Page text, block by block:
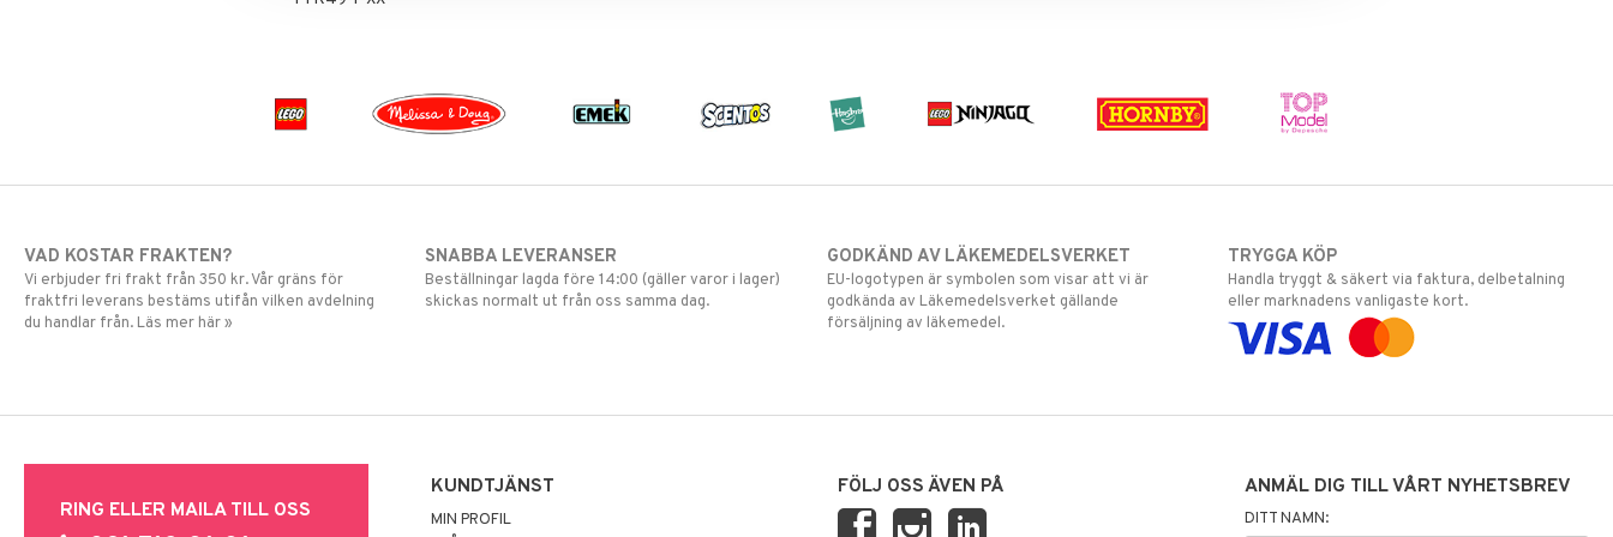
VAD KOSTAR FRAKTEN?
Vi erbjuder fri frakt från 350 kr. Vår gräns för
fraktfri leverans bestäms utifån vilken avdelning
du handlar från. Läs mer här »
SNABBA LEVERANSER
Beställningar lagda före 14:00 (gäller varor i lager)
skickas normalt ut från oss samma dag.
GODKÄND AV LÄKEMEDELSVERKET
EU-logotypen är symbolen som visar att vi är
godkända av Läkemedelsverket gällande
försäljning av läkemedel.
TRYGGA KÖP
Handla tryggt & säkert via faktura, delbetalning
eller marknadens vanligaste kort.
RING ELLER MAILA TILL OSS
KUNDTJÄNST
MIN PROFIL
FÖLJ OSS ÄVEN PÅ ANMÄL DIG TILL VÅRT NYHETSBREV
DITT NAMN: